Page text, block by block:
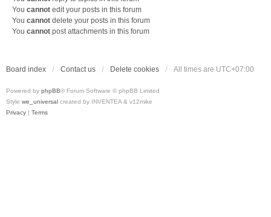
You cannot edit your posts in this forum
You cannot delete your posts in this forum
You cannot post attachments in this forum
Board index Contact us Delete cookies All times are UTC+07:00
Powered by phpBB® Forum Software © phpBB Limited
Style we_universal created by INVENTEA & v12mike
Privacy | Terms